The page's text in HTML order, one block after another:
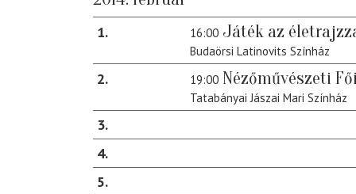
1 16:00 Játék az
Budaörsi Latinovits Színház
2 19:00 Nézőművészeti
Tatabányai Jászai Mari Színház
3
4
5